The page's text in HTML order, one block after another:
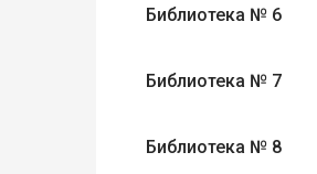
Библиотека № 6
Библиотека № 7
Библиотека № 8